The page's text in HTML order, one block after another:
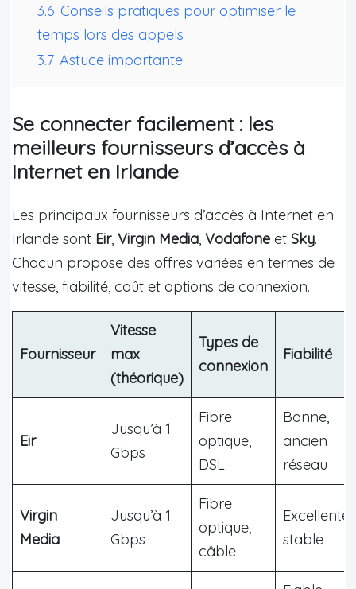
3.6 Conseils pratiques pour optimiser le
temps lors des appels
3.7 Astuce importante
Se connecter facilement : les
meilleurs fournisseurs d’accès à
Internet en Irlande
Les principaux fournisseurs d’accès à Internet en
Irlande sont Eir, Virgin Media, Vodafone et Sky.
Chacun propose des offres variées en termes de
vitesse, fiabilité, coût et options de connexion.
Fournisseur
Vitesse
max
(théorique)
Types de
connexion
Fiabilité
Eir
Jusqu’à 1
Gbps
Fibre
optique,
DSL
Bonne,
ancien
réseau
Virgin
Media
Jusqu’à 1
Gbps
Fibre
optique,
câble
Excellente,
stable